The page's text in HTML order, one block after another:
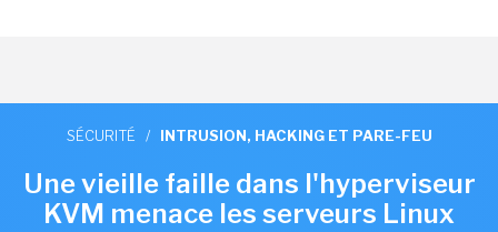
SÉCURITÉ / INTRUSION, HACKING ET PARE-FEU
Une vieille faille dans l'hyperviseur
KVM menace les serveurs Linux